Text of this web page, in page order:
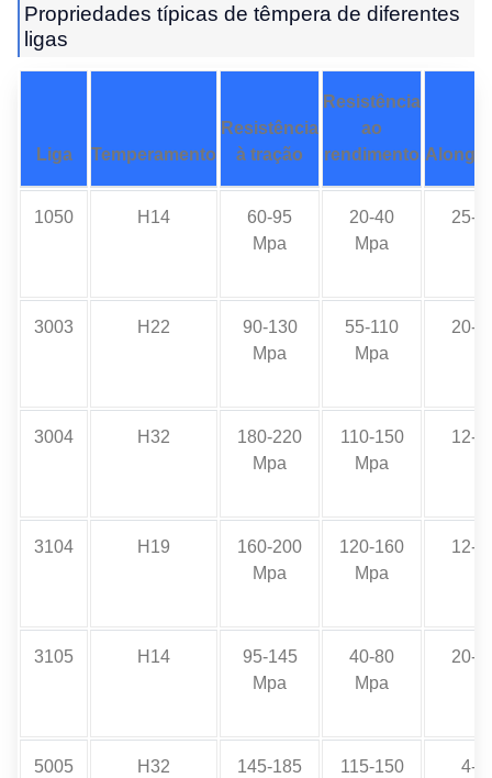
Propriedades típicas de têmpera de diferentes
ligas
Liga Temperamento
Resistência
à tração
Resistência
ao
rendimento
1050 H14
60-95
Mpa
20-40
Mpa
25-
3003 H22
90-130
Mpa
55-110
Mpa
20-
3004 H32
180-220
Mpa
110-150
Mpa
12-
3104 H19
160-200
Mpa
120-160
Mpa
12-
3105 H14
95-145
Mpa
40-80
Mpa
20-
5005 H32 145-185 115-150 4-